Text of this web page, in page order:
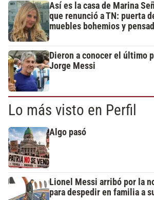
Así es la casa de Marina
que renunció a TN: puerta
muebles bohemios y
Dieron a conocer el último
Jorge Messi
Lo más visto en Perfil
Algo pasó
Lionel Messi arribó por la
para despedir en familia a